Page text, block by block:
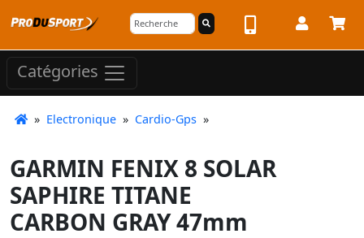
Catégories
» Electronique » Cardio-Gps »
GARMIN FENIX 8 SOLAR
SAPHIRE TITANE
CARBON GRAY 47mm